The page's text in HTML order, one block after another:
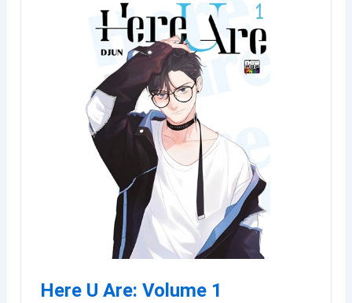
Here U Are: Volume 1